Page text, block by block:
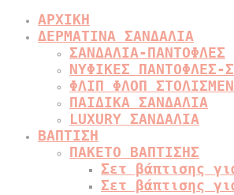
ΑΡΧΙΚΗ
ΔΕΡΜΑΤΙΝΑ ΣΑΝΔΑΛΙΑ
ΣΑΝΔΑΛΙΑ-ΠΑΝΤΟΦΛΕΣ
ΝΥΦΙΚΕΣ ΠΑΝΤΟΦΛΕΣ-
ΦΛΙΠ ΦΛΟΠ
ΠΑΙΔΙΚΑ ΣΑΝΔΑΛΙΑ
LUXURY ΣΑΝΔΑΛΙΑ
ΒΑΠΤΙΣΗ
ΠΑΚΕΤΟ ΒΑΠΤΙΣΗΣ
Σετ βάπτισης
Σετ βάπτισης